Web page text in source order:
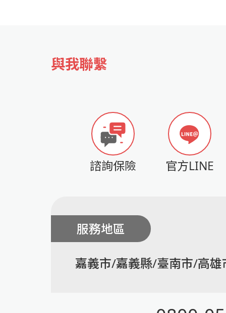
與我聯繫
諮詢保險 官方LINE
服務地區
嘉義市/嘉義縣/臺南市/高雄